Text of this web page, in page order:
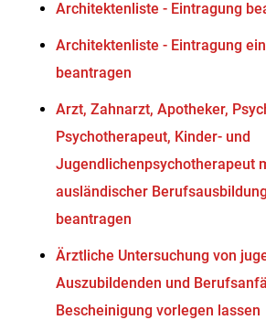
Architektenliste - Eintragung
Architektenliste - Eintragung
beantragen
Arzt, Zahnarzt, Apotheker,
Psychotherapeut, Kinder- und
Jugendlichenpsychotherapeut
ausländischer
beantragen
Ärztliche Untersuchung von
Auszubildenden und
Bescheinigung vorlegen lassen